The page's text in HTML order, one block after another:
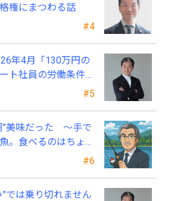
#4
権にまつわる話
#5
年4月「130万円の
ト社員の労働条件通
#6
”美味だった ～手で
。食べるのはちょっ
では乗り切れません